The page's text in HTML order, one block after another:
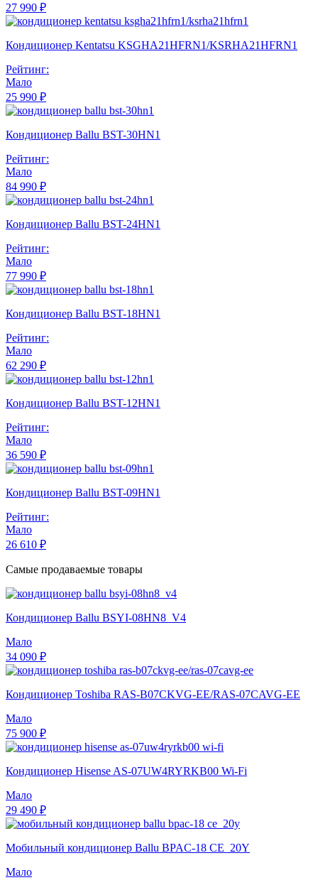
27 990 ₽
Кондиционер Kentatsu KSGHA21HFRN1/KSRHA21HFRN1
Рейтинг:
Мало
25 990 ₽
Кондиционер Ballu BST-30HN1
Рейтинг:
Мало
84 990 ₽
Кондиционер Ballu BST-24HN1
Рейтинг:
Мало
77 990 ₽
Кондиционер Ballu BST-18HN1
Рейтинг:
Мало
62 290 ₽
Кондиционер Ballu BST-12HN1
Рейтинг:
Мало
36 590 ₽
Кондиционер Ballu BST-09HN1
Рейтинг:
Мало
26 610 ₽
Самые продаваемые товары
Кондиционер Ballu BSYI-08HN8_V4
Мало
34 090 ₽
Кондиционер Toshiba RAS-B07CKVG-EE/RAS-07CAVG-EE
Мало
75 900 ₽
Кондиционер Hisense AS-07UW4RYRKB00 Wi-Fi
Мало
29 490 ₽
Мобильный кондиционер Ballu BPAC-18 CE_20Y
Мало